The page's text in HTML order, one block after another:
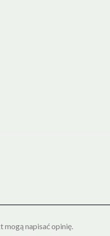
napisać opinię.